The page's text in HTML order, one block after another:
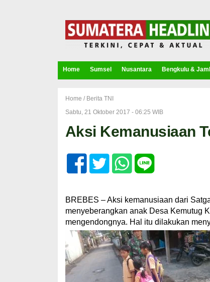
Home Sumsel Nusantara Bengkulu &
Home / Berita TNI
Sabtu, 21 Oktober 2017 - 06:25 WIB
Aksi Kemanusiaan
BREBES – Aksi kemanusiaan dari
menyeberangkan anak Desa Kemutug
mengendongnya. Hal itu dilakukan